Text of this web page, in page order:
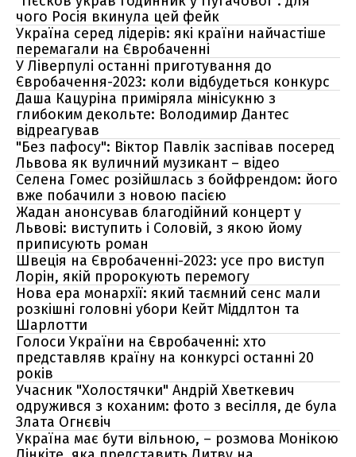
чого Росія вкинула цей фейк
Україна серед лідерів: які країни найчастіше
перемагали на Євробаченні
У Ліверпулі останні приготування до
Євробачення-2023: коли відбудеться конкурс
Даша Кацуріна приміряла мінісукню з
глибоким декольте: Володимир Дантес
відреагував
"Без пафосу": Віктор Павлік заспівав посеред
Львова як вуличний музикант – відео
Селена Гомес розійшлась з бойфрендом: його
вже побачили з новою пасією
Жадан анонсував благодійний концерт у
Львові: виступить і Соловій, з якою йому
приписують роман
Швеція на Євробаченні-2023: усе про виступ
Лорін, якій пророкують перемогу
Нова ера монархії: який таємний сенс мали
розкішні головні убори Кейт Міддлтон та
Шарлотти
Голоси України на Євробаченні: хто
представляв країну на конкурсі останні 20
років
Учасник "Холостячки" Андрій Хветкевич
одружився з коханим: фото з весілля, де була
Злата Огнєвіч
Україна має бути вільною, – розмова Монікою